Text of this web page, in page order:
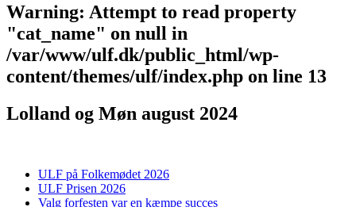
Warning: Attempt to read property
"cat_name" on null in
/var/www/ulf.dk/public_html/wp-
content/themes/ulf/index.php on line 13
Lolland og Møn august 2024
ULF på Folkemødet 2026
ULF Prisen 2026
Valg forfesten var en kæmpe succes